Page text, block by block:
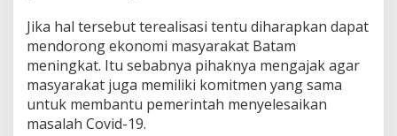
Jika hal tersebut terealisasi tentu diharapkan dapat
mendorong ekonomi masyarakat Batam
meningkat. Itu sebabnya pihaknya mengajak agar
masyarakat juga memiliki komitmen yang sama
untuk membantu pemerintah menyelesaikan
masalah Covid-19.